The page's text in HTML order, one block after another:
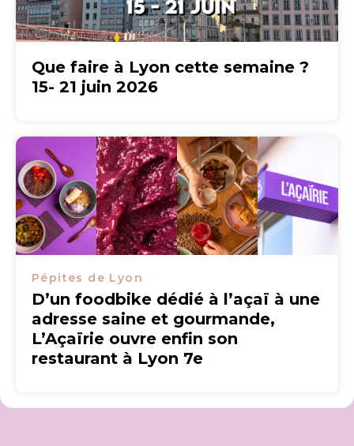
Que faire à Lyon cette semaine ?
15- 21 juin 2026
Pépites de Lyon
D’un foodbike dédié à l’açaï à une
adresse saine et gourmande,
L’Açaïrie ouvre enfin son
restaurant à Lyon 7e